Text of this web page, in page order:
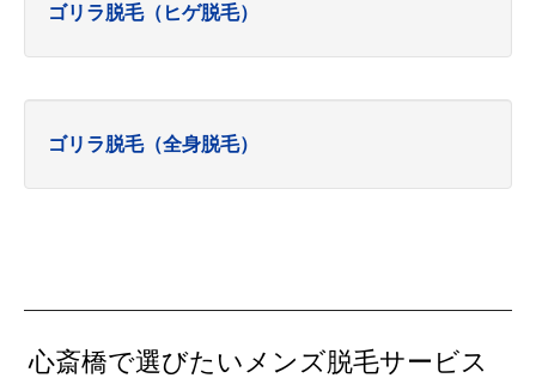
ゴリラ脱毛（ヒゲ脱毛）
ゴリラ脱毛（全身脱毛）
心斎橋で選びたいメンズ脱毛サービス